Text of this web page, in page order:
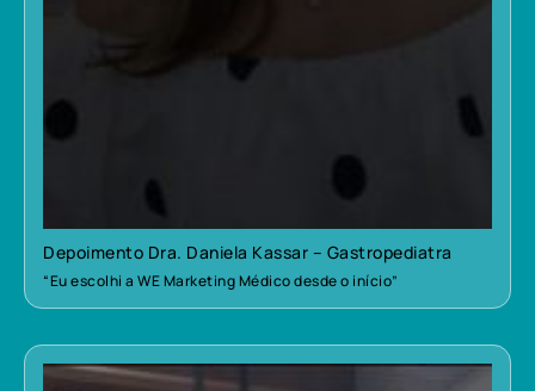
Depoimento Dra. Daniela Kassar – Gastropediatra
“Eu escolhi a WE Marketing Médico desde o início”